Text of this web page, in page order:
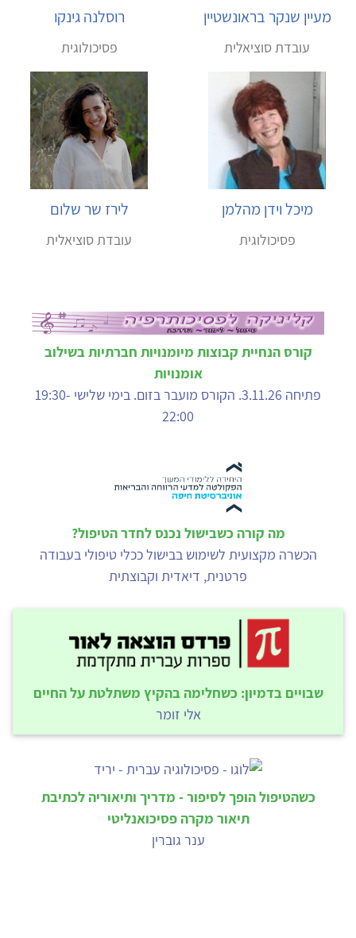
מעיין שנקר בראונשטיין
עובדת סוציאלית
רוסלנה גינקו
פסיכולוגית
מיכל וידן מהלמן
פסיכולוגית
לירז שר שלום
עובדת סוציאלית
קורס הנחיית קבוצות מיומנויות חברתיות בשילוב
אומנויות
פתיחה 3.11.26. הקורס מועבר בזום. בימי שלישי 19:30-
22:00
מה קורה כשבישול נכנס לחדר הטיפול?
הכשרה מקצועית לשימוש בבישול ככלי טיפולי בעבודה
פרטנית, דיאדית וקבוצתית
שבויים בדמיון: כשחלימה בהקיץ משתלטת על החיים
אלי זומר
כשהטיפול הופך לסיפור - מדריך ותיאוריה לכתיבת
תיאור מקרה פסיכואנליטי
ענר גוברין